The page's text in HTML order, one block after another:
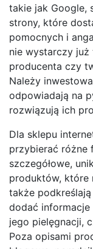
takie jak Google,
strony, które
pomocnych i
nie wystarczy
producenta czy
Należy
odpowiadają na
rozwiązują ich
Dla sklepu
przybierać różne
szczegółowe,
produktów, które
także
dodać
jego pielęgnacji,
Poza opisami